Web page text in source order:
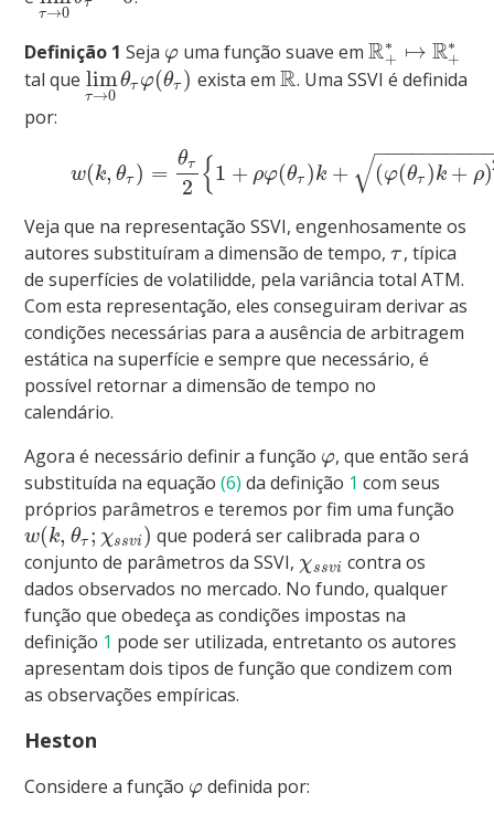
τ→0
τ
Definição 1Seja φ uma função suave emR∗
+ ↦ R∗
+
tal que lim
τ→0
θτ φ(θτ ) exista em R. Uma SSVI é definida
por:
w(k, θτ ) =
θτ
2 { 1 + ρφ(θτ )k + (φ(θτ )k + ρ)
−−−−−−−−−
√
Veja que na representação SSVI, engenhosamente os
autores substituíram a dimensão de tempo,τ , típica
de superfícies de volatilidde, pela variância total ATM.
Com esta representação, eles conseguiram derivar as
condições necessárias para a ausência de arbitragem
estática na superfície e sempre que necessário, é
possível retornar a dimensão de tempo no
calendário.
Agora é necessário definir a função φ, que então será
substituída na equação(6) da definição 1 com seus
próprios parâmetros e teremos por fim uma função
w(k, θτ ; χssvi ) que poderá ser calibrada para o
conjunto de parâmetros da SSVI, χssvi contra os
dados observados no mercado. No fundo, qualquer
função que obedeça as condições impostas na
definição 1 pode ser utilizada, entretanto os autores
apresentam dois tipos de função que condizem com
as observações empíricas.
Heston
Considere a função φ definida por: